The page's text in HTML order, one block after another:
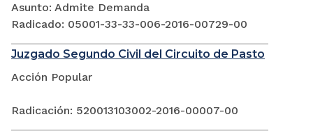
Asunto: Admite Demanda
Radicado: 05001-33-33-006-2016-00729-00
Juzgado Segundo Civil del Circuito de Pasto
Acción Popular
Radicación: 520013103002-2016-00007-00